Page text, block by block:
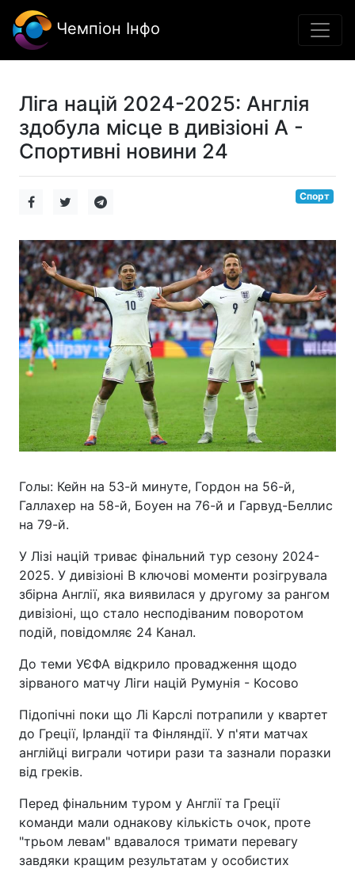
Чемпіон Інфо
Ліга націй 2024-2025: Англія
здобула місце в дивізіоні А -
Спортивні новини 24
Спорт
Голы: Кейн на 53-й минуте, Гордон на 56-й,
Галлахер на 58-й, Боуен на 76-й и Гарвуд-Беллис
на 79-й.
У Лізі націй триває фінальний тур сезону 2024-
2025. У дивізіоні В ключові моменти розігрувала
збірна Англії, яка виявилася у другому за рангом
дивізіоні, що стало несподіваним поворотом
подій, повідомляє 24 Канал.
До теми УЄФА відкрило провадження щодо
зірваного матчу Ліги націй Румунія - Косово
Підопічні поки що Лі Карслі потрапили у квартет
до Греції, Ірландії та Фінляндії. У п'яти матчах
англійці виграли чотири рази та зазнали поразки
від греків.
Перед фінальним туром у Англії та Греції
команди мали однакову кількість очок, проте
"трьом левам" вдавалося тримати перевагу
завдяки кращим результатам у особистих